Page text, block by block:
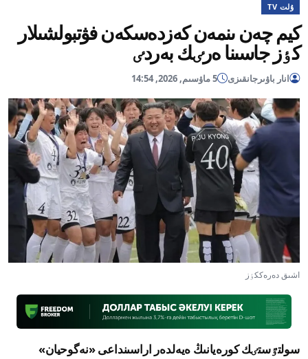
ۇلت TV
كيم چەن ىنمەن كەزدەسكەن فۋتبولشىلار
كٶز جاسىنا ەرٸك بەردٸ
انار باۋىرجانقىزى 5 ماۋسىم, 2026, 14:54
اشىق دەرەككٶز
سولتٷستٸك كورەيانىڭ ەيەلدەر اراسىنداعى «نەگوحيان»